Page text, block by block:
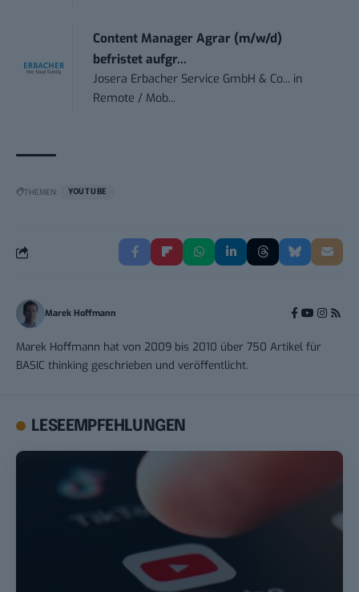
Content Manager Agrar (m/w/d)
befristet aufgr...
Josera Erbacher Service GmbH & Co... in
Remote / Mob...
THEMEN: YOUTUBE
Marek Hoffmann
Marek Hoffmann hat von 2009 bis 2010 über 750 Artikel für
BASIC thinking geschrieben und veröffentlicht.
LESEEMPFEHLUNGEN